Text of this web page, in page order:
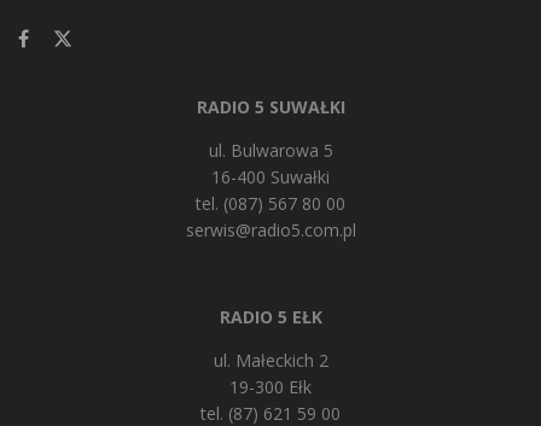
RADIO 5 SUWAŁKI
ul. Bulwarowa 5
16-400 Suwałki
tel. (087) 567 80 00
serwis@radio5.com.pl
RADIO 5 EŁK
ul. Małeckich 2
19-300 Ełk
tel. (87) 621 59 00